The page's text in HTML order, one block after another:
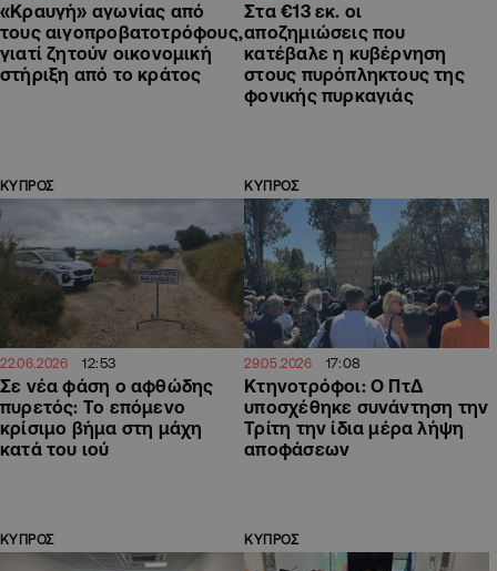
«Κραυγή» αγωνίας από
τους αιγοπροβατοτρόφους,
γιατί ζητούν οικονομική
στήριξη από το κράτος
Στα €13 εκ. οι
αποζημιώσεις που
κατέβαλε η κυβέρνηση
στους πυρόπληκτους της
φονικής πυρκαγιάς
ΚΥΠΡΟΣ
22.06.2026 12:53
Σε νέα φάση ο αφθώδης
πυρετός: Το επόμενο
κρίσιμο βήμα στη μάχη
κατά του ιού
ΚΥΠΡΟΣ
29.05.2026 17:08
Κτηνοτρόφοι: Ο ΠτΔ
υποσχέθηκε συνάντηση την
Τρίτη την ίδια μέρα λήψη
αποφάσεων
ΚΥΠΡΟΣ ΚΥΠΡΟΣ